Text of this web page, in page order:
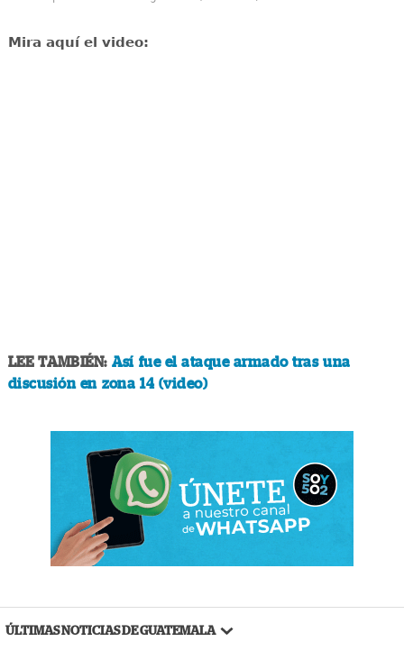
Mira aquí el video:
LEE TAMBIÉN: Así fue el ataque armado tras una
discusión en zona 14 (video)
ÚLTIMAS NOTICIAS DE GUATEMALA